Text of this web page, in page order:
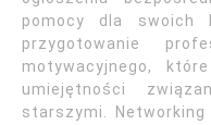
pomocy dla swoich
przygotowanie
motywacyjnego,
umiejętności
starszymi.